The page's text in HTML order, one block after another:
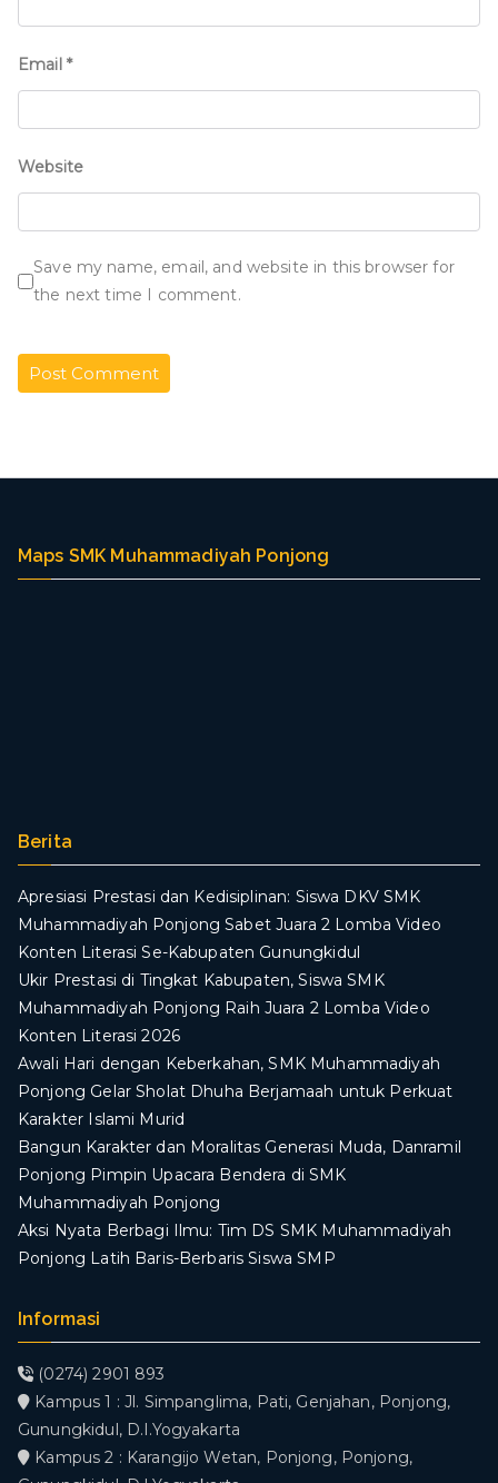
Email *
Website
Save my name, email, and website in this browser for
the next time I comment.
Maps SMK Muhammadiyah Ponjong
Berita
Apresiasi Prestasi dan Kedisiplinan: Siswa DKV SMK
Muhammadiyah Ponjong Sabet Juara 2 Lomba Video
Konten Literasi Se-Kabupaten Gunungkidul
Ukir Prestasi di Tingkat Kabupaten, Siswa SMK
Muhammadiyah Ponjong Raih Juara 2 Lomba Video
Konten Literasi 2026
Awali Hari dengan Keberkahan, SMK Muhammadiyah
Ponjong Gelar Sholat Dhuha Berjamaah untuk Perkuat
Karakter Islami Murid
Bangun Karakter dan Moralitas Generasi Muda, Danramil
Ponjong Pimpin Upacara Bendera di SMK
Muhammadiyah Ponjong
​Aksi Nyata Berbagi Ilmu: Tim DS SMK Muhammadiyah
Ponjong Latih Baris-Berbaris Siswa SMP
Informasi
(0274) 2901 893
Kampus 1 : Jl. Simpanglima, Pati, Genjahan, Ponjong,
Gunungkidul, D.I.Yogyakarta
Kampus 2 : Karangijo Wetan, Ponjong, Ponjong,